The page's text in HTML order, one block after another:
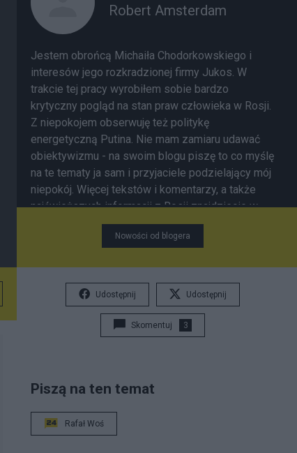
Robert Amsterdam
Jestem obrońcą Michaiła Chodorkowskiego i
interesów jego rozkradzionej firmy Jukos. W
trakcie tej pracy wyrobiłem sobie bardzo
krytyczny pogląd na stan praw człowieka w Rosji.
Z niepokojem obserwuję też politykę
energetyczną Putina. Nie mam zamiaru udawać
obiektywizmu - na swoim blogu piszę to co myślę
na te tematy ja sam i przyjaciele podzielający mój
niepokój. Więcej tekstów i komentarzy, a także
najświeższych informacji z Rosji znajdziecie w
szerszej wersji mojego bloga, dostępnej po
polsku pod adresem :Nowości od blogera
Udostępnij Udostępnij
Skomentuj 3
Piszą na ten temat
Rafał Woś